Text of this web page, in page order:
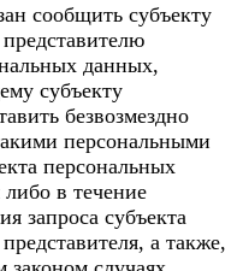
сообщить субъекту
данных,
субъекту
безвозмездно
персональными
персональных
в течение
запроса субъекта
а также,